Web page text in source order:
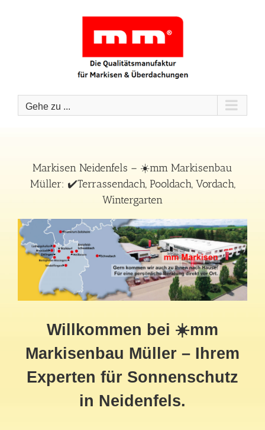
Gehe zu ...
Markisen Neidenfels – ☀️mm Markisenbau
Müller: ✔️Terrassendach, Pooldach, Vordach,
Wintergarten
Willkommen bei ☀️mm
Markisenbau Müller – Ihrem
Experten für Sonnenschutz
in Neidenfels.